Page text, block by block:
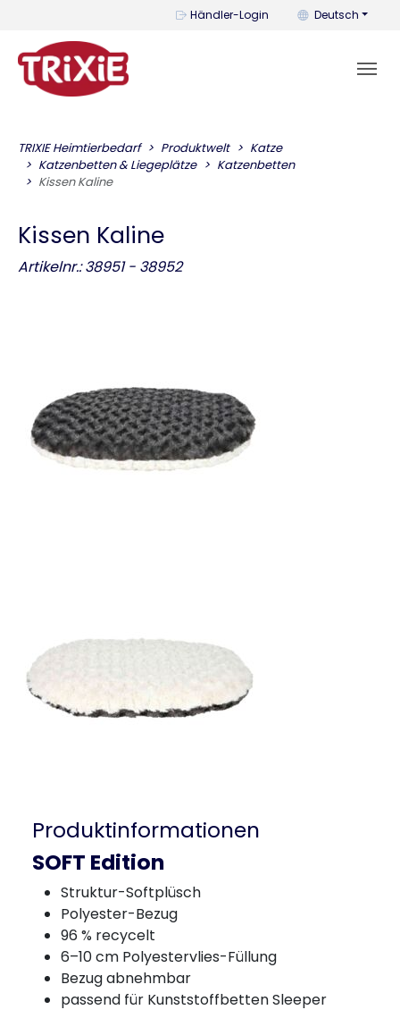
Händler-Login Mit diesem
Deutsch
TRIXIE Heimtierbedarf Produktwelt
Katze
Katzenbetten & Liegeplätze
Katzenbetten
Kissen Kaline
Kissen Kaline
Artikelnr.: 38951 - 38952
Produktinformationen
SOFT Edition
Struktur-Softplüsch
Polyester-Bezug
96 % recycelt
6–10 cm Polyestervlies-Füllung
Bezug abnehmbar
passend für Kunststoffbetten Sleeper